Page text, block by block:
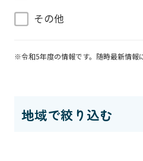
その他
※令和5年度の情報です。随時最新情報
地域で絞り込む